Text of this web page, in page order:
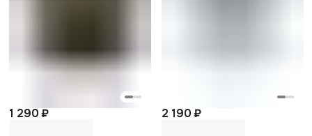
1 290 ₽ 2 190 ₽